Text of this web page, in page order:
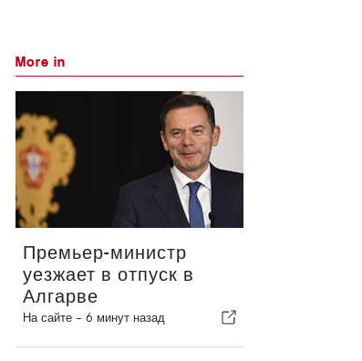
More in
Премьер-министр
уезжает в отпуск в
Алгарве
На сайте - 6 минут назад